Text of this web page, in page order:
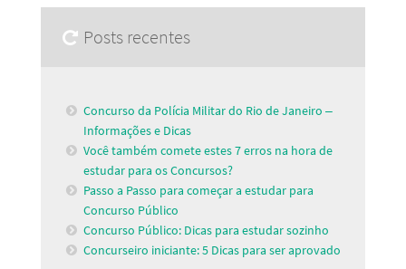
Posts recentes
Concurso da Polícia Militar do Rio de Janeiro –
Informações e Dicas
Você também comete estes 7 erros na hora de
estudar para os Concursos?
Passo a Passo para começar a estudar para
Concurso Público
Concurso Público: Dicas para estudar sozinho
Concurseiro iniciante: 5 Dicas para ser aprovado